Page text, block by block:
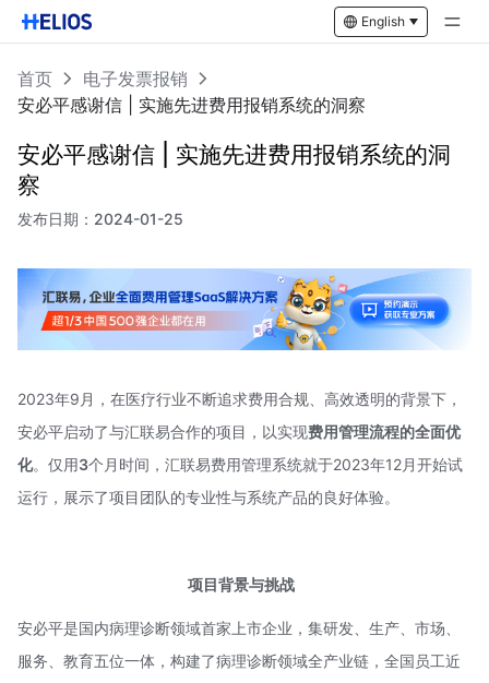
English
首页
电子发票报销
安必平感谢信 | 实施先进费用报销系统的洞察
安必平感谢信 | 实施先进费用报销系统的洞
察
发布日期： 2024-01-25
2023年9月，在医疗行业不断追求费用合规、高效透明的背景下，
安必平启动了与汇联易合作的项目，以实现费用管理流程的全面优
化。仅用3个月时间，汇联易费用管理系统就于2023年12月开始试
运行，展示了项目团队的专业性与系统产品的良好体验。
项目背景与挑战
安必平是国内病理诊断领域首家上市企业，集研发、生产、市场、
服务、教育五位一体，构建了病理诊断领域全产业链，全国员工近